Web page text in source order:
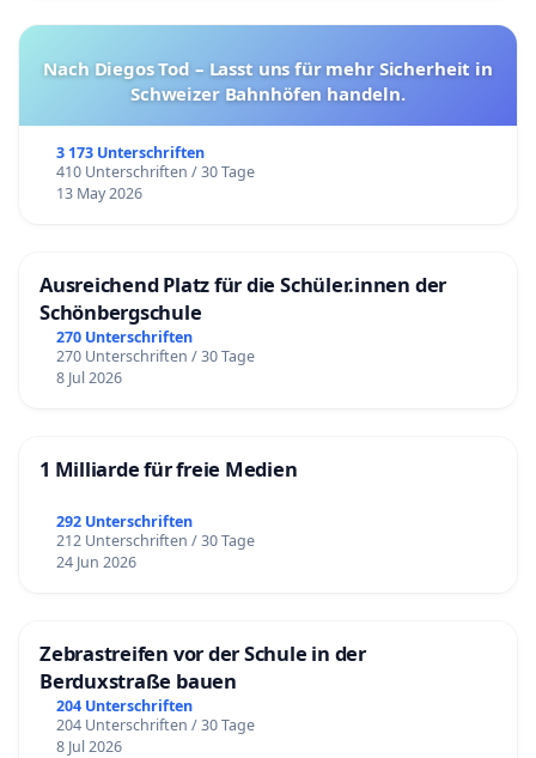
Nach Diegos Tod – Lasst uns für mehr Sicherheit in
Schweizer Bahnhöfen handeln.
3 173 Unterschriften
410 Unterschriften / 30 Tage
13 May 2026
Ausreichend Platz für die Schüler.innen der
Schönbergschule
270 Unterschriften
270 Unterschriften / 30 Tage
8 Jul 2026
1 Milliarde für freie Medien
292 Unterschriften
212 Unterschriften / 30 Tage
24 Jun 2026
Zebrastreifen vor der Schule in der
Berduxstraße bauen
204 Unterschriften
204 Unterschriften / 30 Tage
8 Jul 2026